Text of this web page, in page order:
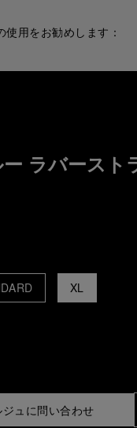
用をお勧めします：
ラバースト
XL
ュに問い合わせ